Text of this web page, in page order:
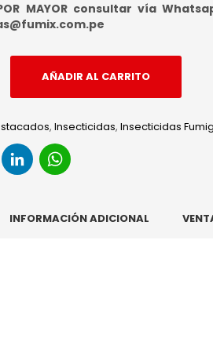
POR MAYOR consultar vía
AÑADIR AL CARRITO
, Insecticidas, Insecticidas
TwitterLinkedIn
INFORMACIÓN ADICIONAL